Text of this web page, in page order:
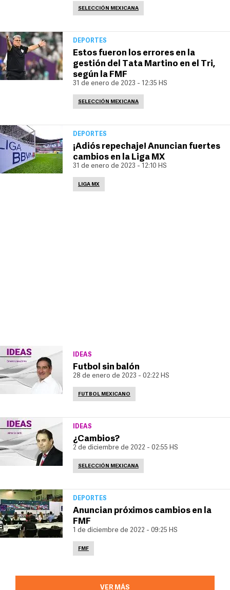
SELECCIÓN MEXICANA
DEPORTES
Estos fueron los errores en la
gestión del Tata Martino en el Tri,
según la FMF
31 de enero de 2023 - 12:35 HS
SELECCIÓN MEXICANA
DEPORTES
¡Adiós repechaje! Anuncian fuertes
cambios en la Liga MX
31 de enero de 2023 - 12:10 HS
LIGA MX
IDEAS
Futbol sin balón
28 de enero de 2023 - 02:22 HS
FUTBOL MEXICANO
IDEAS
¿Cambios?
2 de diciembre de 2022 - 02:55 HS
SELECCIÓN MEXICANA
DEPORTES
Anuncian próximos cambios en la
FMF
1 de diciembre de 2022 - 09:25 HS
FMF
VER MÁS